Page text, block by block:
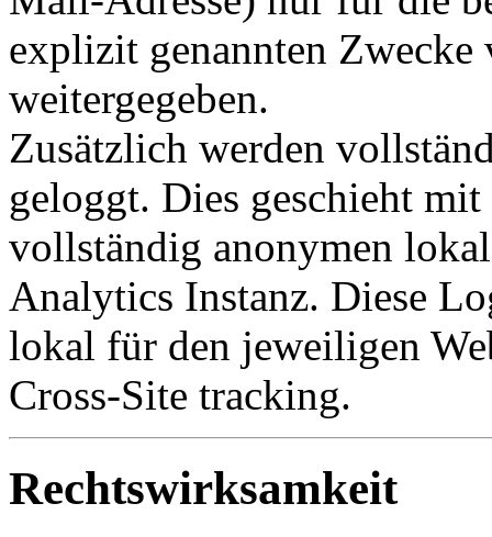
explizit genannten
weitergegeben.
Zusätzlich werden
geloggt. Dies geschieht
vollständig anonymen
Analytics Instanz. Diese
lokal für den jeweiligen
Cross-Site tracking.
Rechtswirksamkeit